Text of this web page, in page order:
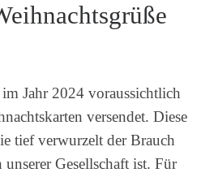
Jahr 2024 voraussichtlich
versendet. Diese
tief verwurzelt der Brauch
unserer Gesellschaft ist. Für